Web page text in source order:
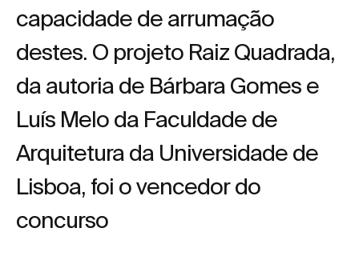
capacidade de arrumação
destes. O projeto Raiz Quadrada,
da autoria de Bárbara Gomes e
Luís Melo da Faculdade de
Arquitetura da Universidade de
Lisboa, foi o vencedor do
concurso